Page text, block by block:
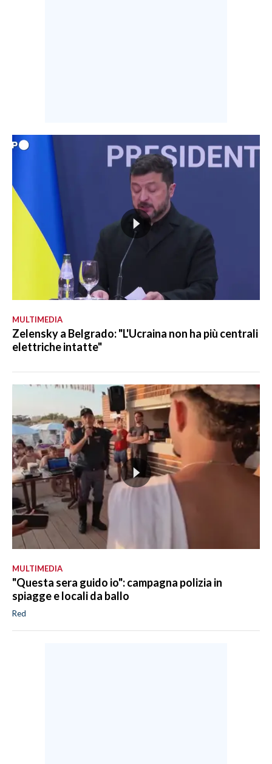
MULTIMEDIA
Zelensky a Belgrado: "L'Ucraina non ha più centrali
elettriche intatte"
MULTIMEDIA
"Questa sera guido io": campagna polizia in
spiagge e locali da ballo
Red